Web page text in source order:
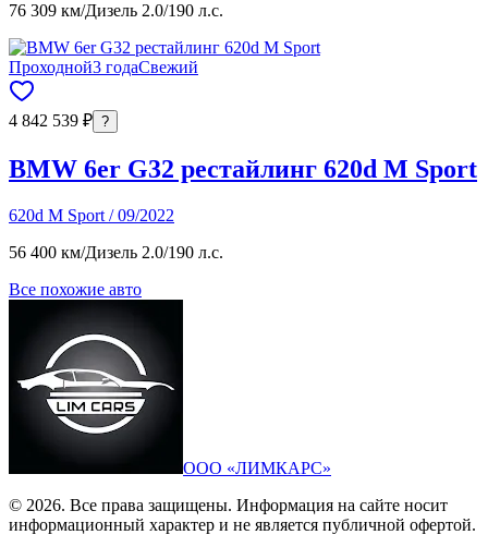
76 309 км/Дизель 2.0/190 л.с.
Проходной3 годаСвежий
4 842 539 ₽ ?
BMW 6er G32 рестайлинг 620d M Sport
620d M Sport / 09/2022
56 400 км/Дизель 2.0/190 л.с.
Все похожие авто
ООО «ЛИМКАРС»
© 2026. Все права защищены. Информация на сайте носит
информационный характер и не является публичной офертой.